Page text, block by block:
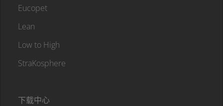
Eucopet
Lean
Low to High
StraKosphere
下载中心